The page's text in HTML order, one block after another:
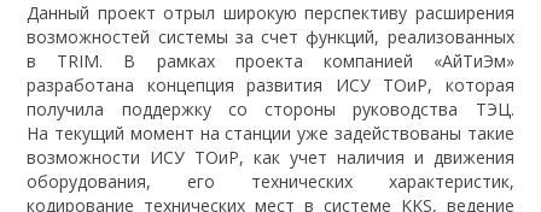
Данный проект отрыл широкую перспективу расширения
возможностей системы за счет функций, реализованных
в TRIM. В рамках проекта компанией «АйТиЭм»
разработана концепция развития ИСУ ТОиР, которая
получила поддержку со стороны руководства ТЭЦ.
На текущий момент на станции уже задействованы такие
возможности ИСУ ТОиР, как учет наличия и движения
оборудования, его технических характеристик,
кодирование технических мест в системе KKS, ведение